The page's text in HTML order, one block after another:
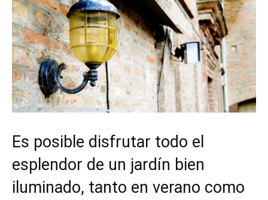
Es posible disfrutar todo el
esplendor de un jardín bien
iluminado, tanto en verano como